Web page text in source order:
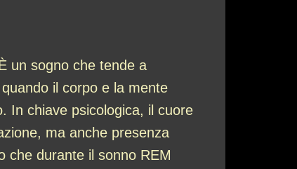
un sogno che tende a
il corpo e la mente
In chiave psicologica, il cuore
ma anche presenza
che durante il sonno REM